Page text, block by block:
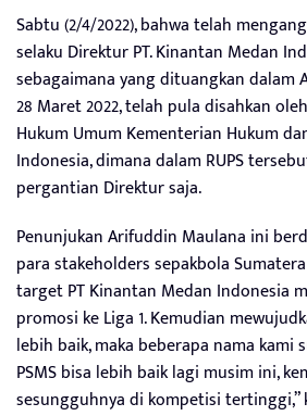
Sabtu (2/4/2022), bahwa telah
selaku Direktur PT. Kinantan Medan
sebagaimana yang dituangkan dalam
28 Maret 2022, telah pula disahkan
Hukum Umum Kementerian Hukum
Indonesia, dimana dalam RUPS
pergantian Direktur saja.
Penunjukan Arifuddin Maulana ini
para stakeholders sepakbola
target PT Kinantan Medan Indonesia
promosi ke Liga 1. Kemudian
lebih baik, maka beberapa nama kami
PSMS bisa lebih baik lagi musim ini,
sesungguhnya di kompetisi